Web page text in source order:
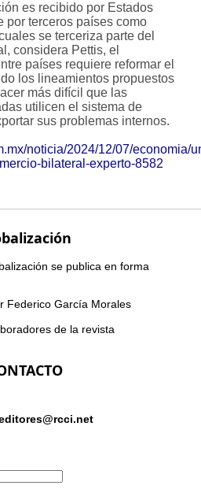
es recibido por Estados
por terceros países como
se terceriza parte del
considera Pettis, el
países requiere reformar el
los lineamientos propuestos
más difícil que las
utilicen el sistema de
sus problemas internos.
noticia/2024/12/07/economia/
bilateral-experto-8582
se publica en forma
Federico García Morales
de la revista